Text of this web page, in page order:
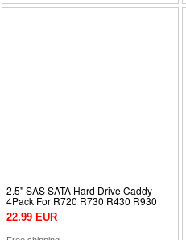
2.5" SAS SATA Hard Drive Caddy
4Pack For R720 R730 R430 R930
R620 R820 T420
22.99 EUR